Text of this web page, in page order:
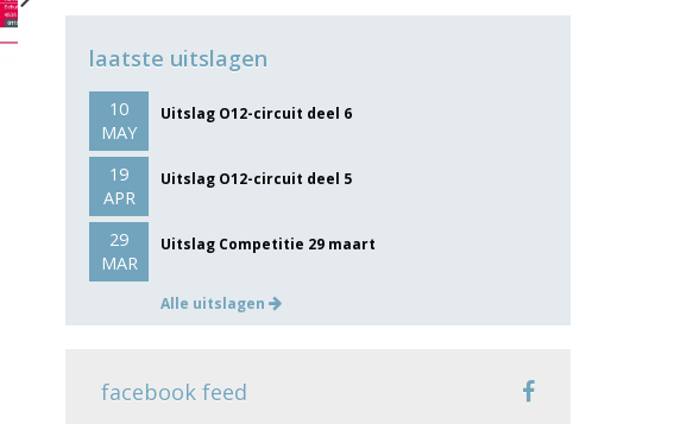
laatste uitslagen
10
MAY
Uitslag O12-circuit deel 6
19
APR
Uitslag O12-circuit deel 5
29
MAR
Uitslag Competitie 29 maart
Alle uitslagen
facebook feed